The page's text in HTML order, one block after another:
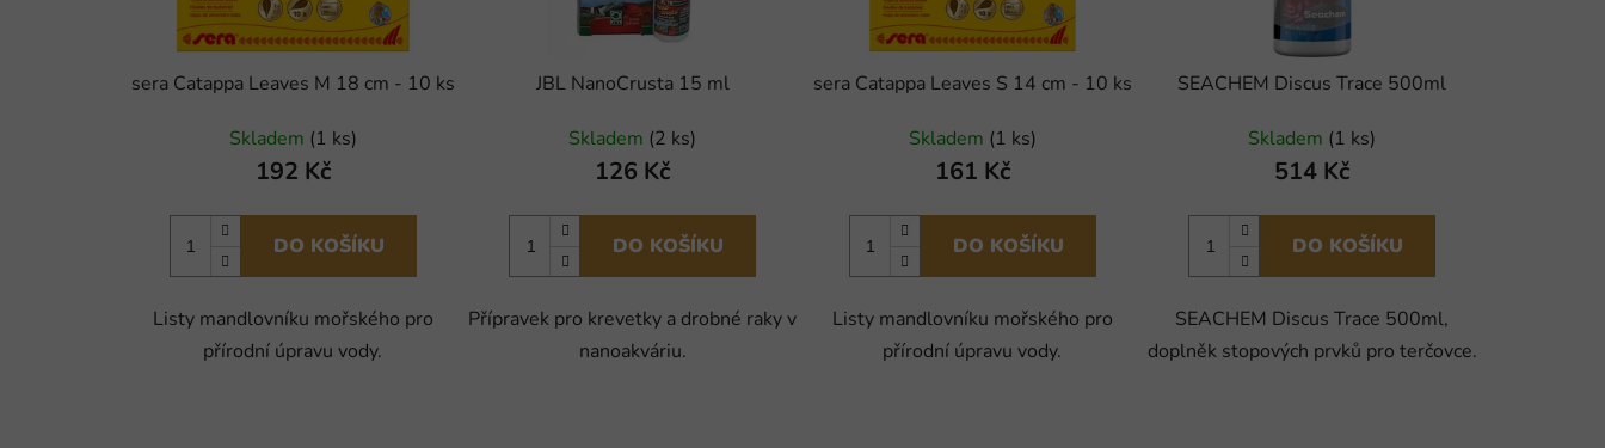
sera Catappa Leaves M 18 cm - 10 ks
Skladem (1 ks)
192 Kč
DO KOŠÍKU
Listy mandlovníku mořského pro
přírodní úpravu vody.
JBL NanoCrusta 15 ml
Skladem (2 ks)
126 Kč
DO KOŠÍKU
Přípravek pro krevetky a drobné raky v
nanoakváriu.
sera Catappa Leaves S 14 cm - 10 ks
Skladem (1 ks)
161 Kč
DO KOŠÍKU
Listy mandlovníku mořského pro
přírodní úpravu vody.
SEACHEM Discus Trace 500ml
Skladem (1 ks)
514 Kč
DO KOŠÍKU
SEACHEM Discus Trace 500ml,
doplněk stopových prvků pro terčovce.